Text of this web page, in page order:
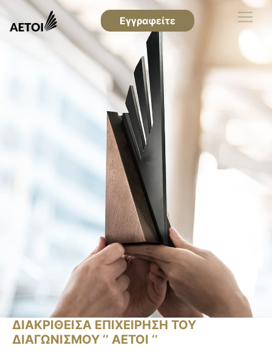
Εγγραφείτε
ΔΙΑΚΡΙΘΕΙΣΑ ΕΠΙΧΕΙΡΗΣΗ ΤΟΥ
ΔΙΑΓΩΝΙΣΜΟΥ ‘’ ΑΕΤΟΙ ‘’